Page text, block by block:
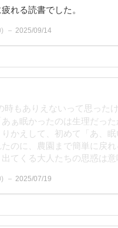
れる読書でした。
) 2025/09/14
時もありえないって思った
ぁ眠かったのは生理だっ
かえして、初めて「あ、
のに、農園まで簡単に戻
てくる大人たちの思惑は意
) 2025/07/19